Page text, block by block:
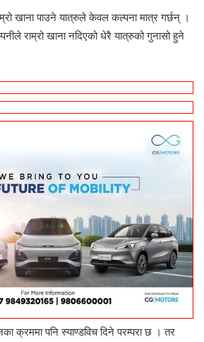
खाना पाउने यात्रुले केवल कल्पना मात्र गर्छन् ।
राम्रो खाना नदिएको धेरै यात्रुको गुनासो हुने
क्रममा पनि स्याण्डविच दिने परम्परा छ । तर